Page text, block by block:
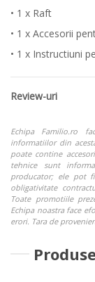
• 1 x Raft
• 1 x Accesorii
• 1 x Instructiuni
Review-uri
Echipa Familio.ro
informatiilor din
poate contine
tehnice sunt
producator; ele pot
obligativitate
Toate promotiile
Echipa noastra face
erori. Tara de